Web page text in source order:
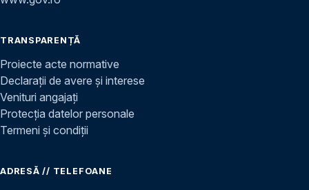
TRANSPARENȚĂ
Proiecte acte normative
Declarații de avere și interese
Venituri angajați
Protecția datelor personale
Termeni și condiții
ADRESĂ // TELEFOANE